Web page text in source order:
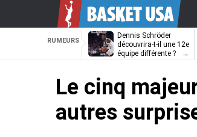
RUMEURS
Dennis Schröder
découvrira-t-il une 12e
équipe différente ?
Le cinq
autres